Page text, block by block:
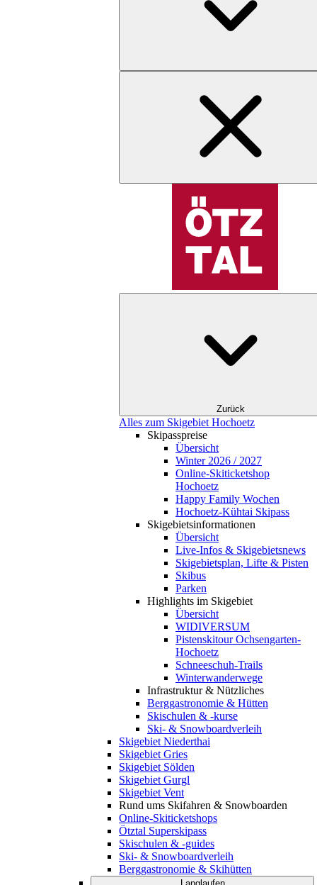
Zurück
Alles zum Skigebiet Hochoetz
Skipasspreise
Übersicht
Winter 2026 / 2027
Online-Skiticketshop
Hochoetz
Happy Family Wochen
Hochoetz-Kühtai Skipass
Skigebietsinformationen
Übersicht
Live-Infos & Skigebietsnews
Skigebietsplan, Lifte & Pisten
Skibus
Parken
Highlights im Skigebiet
Übersicht
WIDIVERSUM
Pistenskitour Ochsengarten-
Hochoetz
Schneeschuh-Trails
Winterwanderwege
Infrastruktur & Nützliches
Berggastronomie & Hütten
Skischulen & -kurse
Ski- & Snowboardverleih
Skigebiet Niederthai
Skigebiet Gries
Skigebiet Sölden
Skigebiet Gurgl
Skigebiet Vent
Rund ums Skifahren & Snowboarden
Online-Skiticketshops
Ötztal Superskipass
Skischulen & -guides
Ski- & Snowboardverleih
Berggastronomie & Skihütten